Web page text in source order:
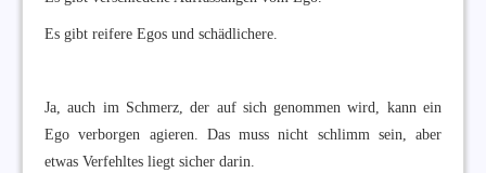
Es gibt reifere Egos und schädlichere.
Ja, auch im Schmerz, der auf sich genommen wird, kann ein
Ego verborgen agieren. Das muss nicht schlimm sein, aber
etwas Verfehltes liegt sicher darin.